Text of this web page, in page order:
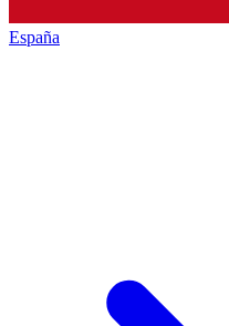
España